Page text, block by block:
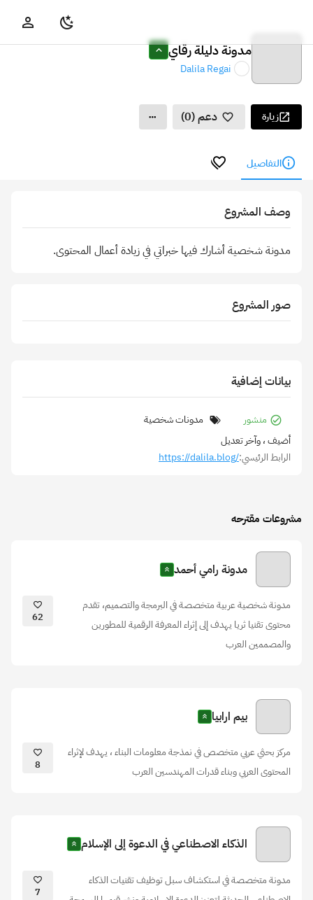
مدونة دليلة رقاي
Dalila Regai
زيارة دعم (0)
التفاصيل
وصف المشروع
مدونة شخصية أشارك فيها خبراتي في زيادة أعمال المحتوى.
صور المشروع
بيانات إضافية
منشور
مدونات شخصية
أضيف، وآخر تعديل
الرابط الرئيسي:https://dalila.blog/
مشروعات مقترحه
مدونة رامي أحمد
مدونة شخصية عربية متخصصة في البرمجة والتصميم، تقدم
محتوى تقنيا ثريا يهدف إلى إثراء المعرفة الرقمية للمطورين
والمصممين العرب
62
بيم ارابيا
مركز بحثي عربي متخصص في نمذجة معلومات البناء ، يهدف لإثراء
المحتوى العربي وبناء قدرات المهندسين العرب
8
الذكاء الاصطناعي في الدعوة إلى الإسلام
مدونة متخصصة في استكشاف سبل توظيف تقنيات الذكاء
7